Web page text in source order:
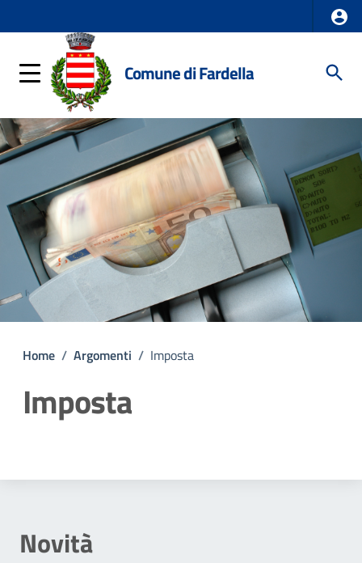
Comune di Fardella
Home / Argomenti / Imposta
Imposta
Novità